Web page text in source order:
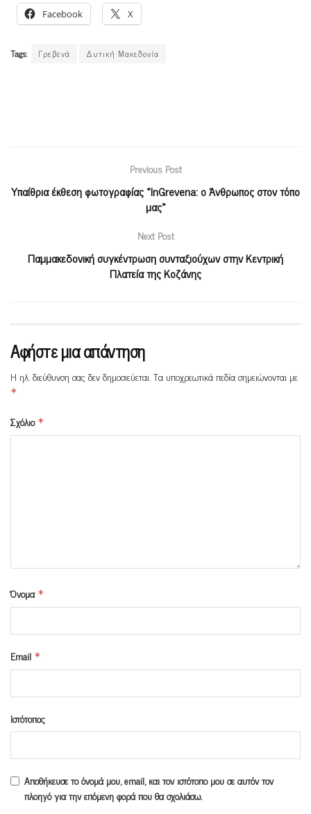
Facebook X
Tags: Γρεβενά Δυτική Μακεδονία
Previous Post
Υπαίθρια έκθεση φωτογραφίας «InGrevena: ο Άνθρωπος στον τόπο
μας»
Next Post
Παμμακεδονική συγκέντρωση συνταξιούχων στην Κεντρική
Πλατεία της Κοζάνης
Αφήστε μια απάντηση
Η ηλ. διεύθυνση σας δεν δημοσιεύεται.Τα υποχρεωτικά πεδία σημειώνονται με
*
Σχόλιο *
Όνομα *
Email *
Ιστότοπος
Αποθήκευσε το όνομά μου, email, και τον ιστότοπο μου σε αυτόν τον
πλοηγό για την επόμενη φορά που θα σχολιάσω.